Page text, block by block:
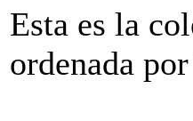
Esta es la
ordenada